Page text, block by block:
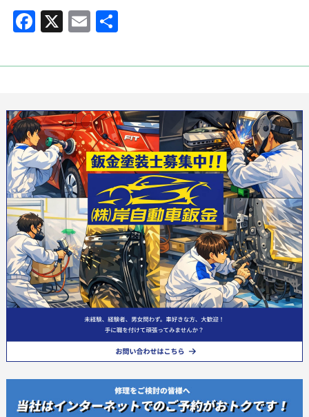
Facebook
X Email